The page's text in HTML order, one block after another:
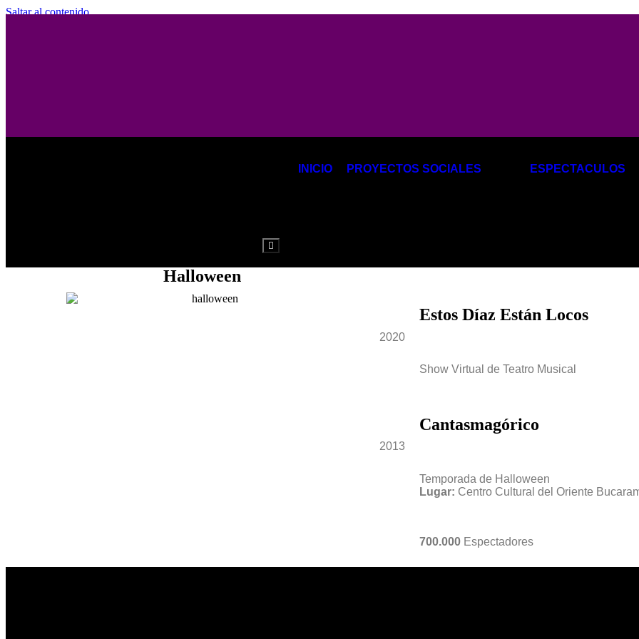
Saltar al contenido
INICIO PROYECTOS SOCIALES ESPECTACULOS
Menú
conmutador
hamburguesa
Halloween
2020
Estos Díaz Están Locos
Show Virtual de Teatro Musical
2013
Cantasmagórico
Temporada de Halloween
Lugar: Centro Cultural del Oriente
700.000 Espectadores